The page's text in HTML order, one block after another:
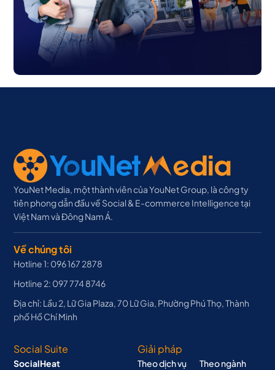
YouNet Media, một thành viên của YouNet Group, là công ty
tiên phong dẫn đầu về Social & E-commerce Intelligence tại
Việt Nam và Đông Nam Á.
Về chúng tôi
Hotline 1: 096 167 2878
Hotline 2: 097 774 8746
Địa chỉ: Lầu 2, Lữ Gia Plaza, 70 Lữ Gia, Phường Phú Thọ, Thành
phố Hồ Chí Minh
Social Suite
SocialHeat
Giải pháp
Theo dịch vụ
Theo ngành